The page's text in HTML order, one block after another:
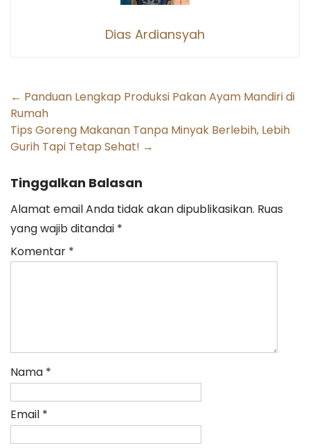
Dias Ardiansyah
Post
navigation
← Panduan Lengkap Produksi Pakan Ayam Mandiri di
Rumah
Tips Goreng Makanan Tanpa Minyak Berlebih, Lebih
Gurih Tapi Tetap Sehat! →
Tinggalkan Balasan
Alamat email Anda tidak akan dipublikasikan. Ruas
yang wajib ditandai *
Komentar *
Nama *
Email *